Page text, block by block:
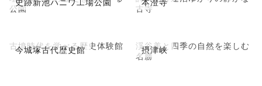
公園
古寺
今城塚古代歴史館
古墳時代を学べる歴史体験館 摂津峡
渓谷美と四季の自然を楽しむ
名勝